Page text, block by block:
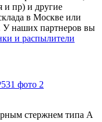
и пр) и другие
в Москве или
У наших партнеров вы
и распылители
стержнем типа A